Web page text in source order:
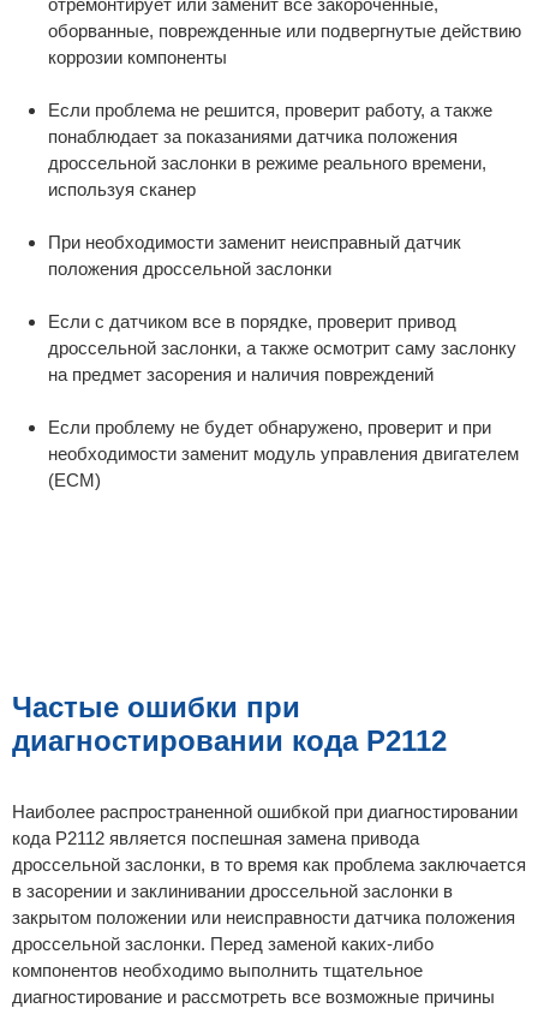
отремонтирует или заменит все закороченные,
оборванные, поврежденные или подвергнутые действию
коррозии компоненты
Если проблема не решится, проверит работу, а также
понаблюдает за показаниями датчика положения
дроссельной заслонки в режиме реального времени,
используя сканер
При необходимости заменит неисправный датчик
положения дроссельной заслонки
Если с датчиком все в порядке, проверит привод
дроссельной заслонки, а также осмотрит саму заслонку
на предмет засорения и наличия повреждений
Если проблему не будет обнаружено, проверит и при
необходимости заменит модуль управления двигателем
(ECM)
Частые ошибки при
диагностировании кода P2112
Наиболее распространенной ошибкой при диагностировании
кода P2112 является поспешная замена привода
дроссельной заслонки, в то время как проблема заключается
в засорении и заклинивании дроссельной заслонки в
закрытом положении или неисправности датчика положения
дроссельной заслонки. Перед заменой каких-либо
компонентов необходимо выполнить тщательное
диагностирование и рассмотреть все возможные причины